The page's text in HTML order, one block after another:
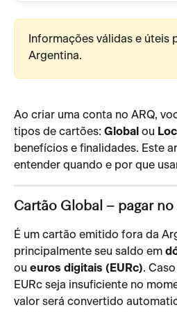
Informações válidas e úteis
Argentina.
Ao criar uma conta no ARQ,
tipos de cartões: Global ou
benefícios e finalidades. Este
entender quando e por que
Cartão Global – pagar
É um cartão emitido fora da
principalmente seu saldo em
ou euros digitais (EURc).
EURc seja insuficiente no
valor será convertido